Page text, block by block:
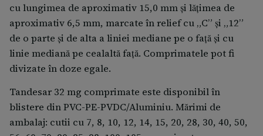
cu lungimea de aproximativ 15,0 mm și lățimea de
aproximativ 6,5 mm, marcate în relief cu „C” și „12”
de o parte și de alta a liniei mediane pe o față și cu
linie mediană pe cealaltă față. Comprimatele pot fi
divizate în doze egale.
Tandesar 32 mg comprimate este disponibil în
blistere din PVC-PE-PVDC/Aluminiu. Mărimi de
ambalaj: cutii cu 7, 8, 10, 12, 14, 15, 20, 28, 30, 40, 50,